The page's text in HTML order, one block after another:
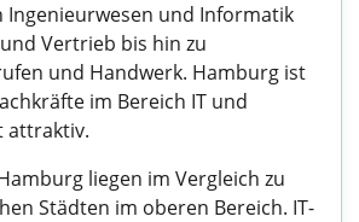
Ingenieurwesen und Informatik
Vertrieb bis hin zu
und Handwerk. Hamburg ist
im Bereich IT und
attraktiv.
liegen im Vergleich zu
Städten im oberen Bereich. IT-